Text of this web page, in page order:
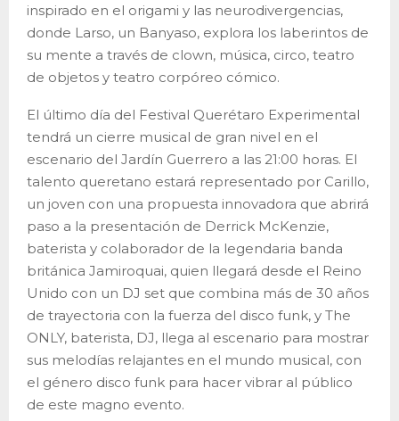
inspirado en el origami y las neurodivergencias,
donde Larso, un Banyaso, explora los laberintos de
su mente a través de clown, música, circo, teatro
de objetos y teatro corpóreo cómico.
El último día del Festival Querétaro Experimental
tendrá un cierre musical de gran nivel en el
escenario del Jardín Guerrero a las 21:00 horas. El
talento queretano estará representado por Carillo,
un joven con una propuesta innovadora que abrirá
paso a la presentación de Derrick McKenzie,
baterista y colaborador de la legendaria banda
británica Jamiroquai, quien llegará desde el Reino
Unido con un DJ set que combina más de 30 años
de trayectoria con la fuerza del disco funk, y The
ONLY, baterista, DJ, llega al escenario para mostrar
sus melodías relajantes en el mundo musical, con
el género disco funk para hacer vibrar al público
de este magno evento.